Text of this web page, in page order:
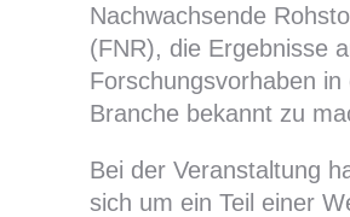
Nachwachsende
(FNR), die Ergebnisse
Forschungsvorhaben in
Branche bekannt zu
Bei der Veranstaltung
sich um ein Teil einer